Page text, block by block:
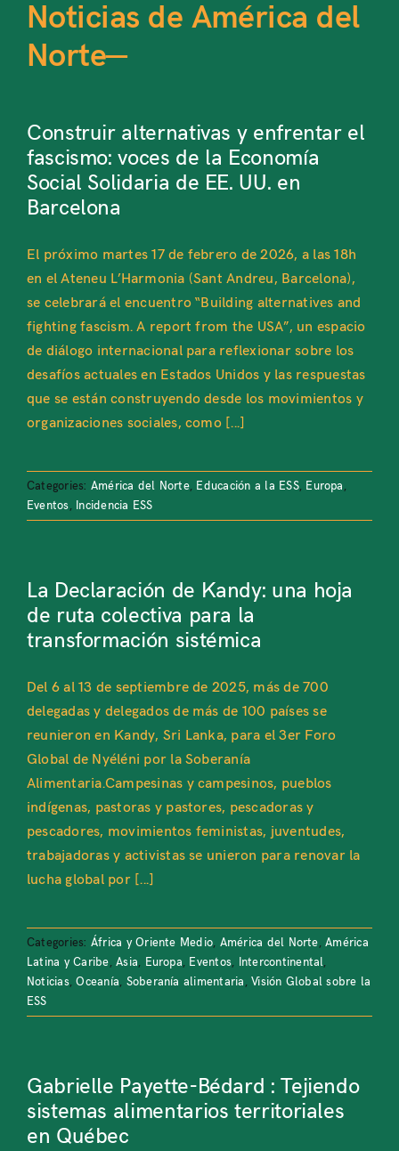
Noticias de América del
Norte—
Construir alternativas y enfrentar el
fascismo: voces de la Economía
Social Solidaria de EE. UU. en
Barcelona
El próximo martes 17 de febrero de 2026, a las 18h
en el Ateneu L’Harmonia (Sant Andreu, Barcelona),
se celebrará el encuentro “Building alternatives and
fighting fascism. A report from the USA”, un espacio
de diálogo internacional para reflexionar sobre los
desafíos actuales en Estados Unidos y las respuestas
que se están construyendo desde los movimientos y
organizaciones sociales, como [...]
Categories: América del Norte, Educación a la ESS, Europa,
Eventos, Incidencia ESS
La Declaración de Kandy: una hoja
de ruta colectiva para la
transformación sistémica
Del 6 al 13 de septiembre de 2025, más de 700
delegadas y delegados de más de 100 países se
reunieron en Kandy, Sri Lanka, para el 3er Foro
Global de Nyéléni por la Soberanía
Alimentaria.Campesinas y campesinos, pueblos
indígenas, pastoras y pastores, pescadoras y
pescadores, movimientos feministas, juventudes,
trabajadoras y activistas se unieron para renovar la
lucha global por [...]
Categories: África y Oriente Medio, América del Norte,América
Latina y Caribe,Asia, Europa, Eventos, Intercontinental,
Noticias,Oceanía, Soberanía alimentaria,Visión Global sobre la
ESS
Gabrielle Payette-Bédard : Tejiendo
sistemas alimentarios territoriales
en Québec